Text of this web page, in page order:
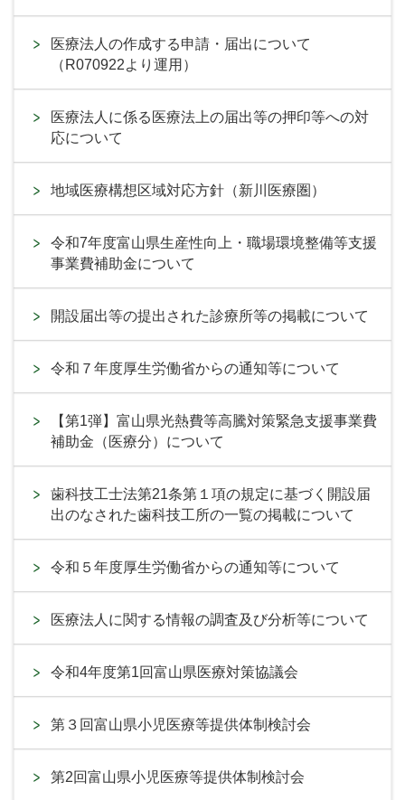
医療法人の作成する申請・届出について
（R070922より運用）
医療法人に係る医療法上の届出等の押印等への対
応について
地域医療構想区域対応方針（新川医療圏）
令和7年度富山県生産性向上・職場環境整備等支援
事業費補助金について
開設届出等の提出された診療所等の掲載について
令和７年度厚生労働省からの通知等について
【第1弾】富山県光熱費等高騰対策緊急支援事業費
補助金（医療分）について
歯科技工士法第21条第１項の規定に基づく開設届
出のなされた歯科技工所の一覧の掲載について
令和５年度厚生労働省からの通知等について
医療法人に関する情報の調査及び分析等について
令和4年度第1回富山県医療対策協議会
第３回富山県小児医療等提供体制検討会
第2回富山県小児医療等提供体制検討会